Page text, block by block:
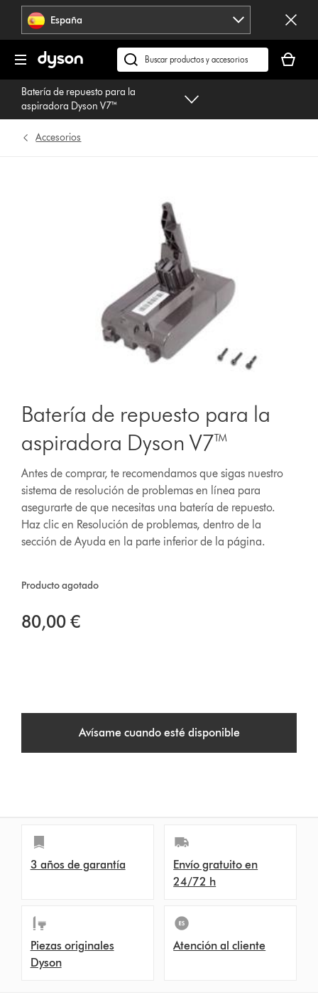
Omitir
navegación España
Buscar
en
dyson.es
cesta
está
Batería de repuesto para la
aspiradora Dyson V7™
Accesorios
Batería de repuesto para la
aspiradora Dyson V7™
Antes de comprar, te recomendamos que sigas nuestro
sistema de resolución de problemas en línea para
asegurarte de que necesitas una batería de repuesto.
Haz clic en Resolución de problemas, dentro de la
sección de Ayuda en la parte inferior de la página.
Producto agotado
80,00 €
Avísame cuando esté disponible
3 años de garantía
Envío gratuito en
24/72 h
Piezas originales
Dyson
Atención al cliente